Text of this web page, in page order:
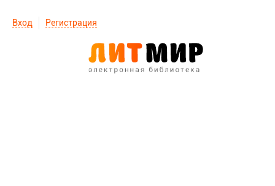
Вход Регистрация